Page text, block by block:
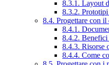
8.3.1. Layout
8.3.2.
8.4. Progettare con il
8.4.1.
8.4.2. Benefici
8.4.3. Risorse
8.4.4. Come